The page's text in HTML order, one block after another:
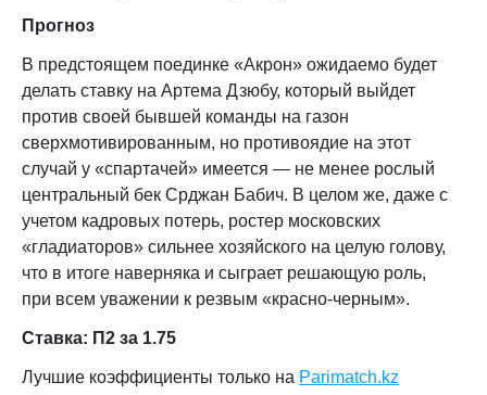
Прогноз
В предстоящем поединке «Акрон» ожидаемо будет
делать ставку на Артема Дзюбу, который выйдет
против своей бывшей команды на газон
сверхмотивированным, но противоядие на этот
случай у «спартачей» имеется — не менее рослый
центральный бек Срджан Бабич. В целом же, даже с
учетом кадровых потерь, ростер московских
«гладиаторов» сильнее хозяйского на целую голову,
что в итоге наверняка и сыграет решающую роль,
при всем уважении к резвым «красно-черным».
Ставка: П2 за 1.75
Лучшие коэффициенты только на Parimatch.kz